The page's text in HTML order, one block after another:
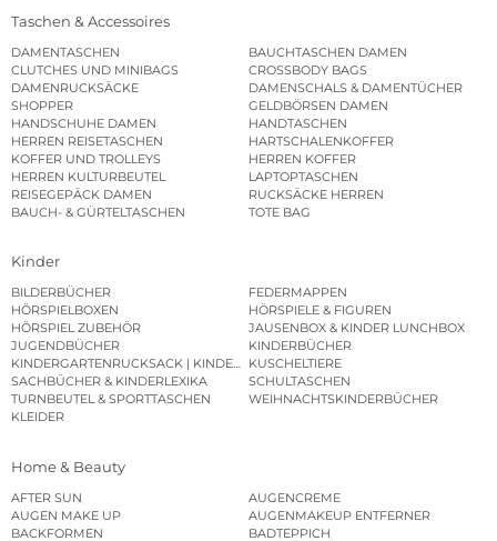
Taschen & Accessoires
DAMENTASCHEN
BAUCHTASCHEN DAMEN
CLUTCHES UND MINIBAGS
CROSSBODY BAGS
DAMENRUCKSÄCKE
DAMENSCHALS & DAMENTÜCHER
SHOPPER
GELDBÖRSEN DAMEN
HANDSCHUHE DAMEN
HANDTASCHEN
HERREN REISETASCHEN
HARTSCHALENKOFFER
KOFFER UND TROLLEYS
HERREN KOFFER
HERREN KULTURBEUTEL
LAPTOPTASCHEN
REISEGEPÄCK DAMEN
RUCKSÄCKE HERREN
BAUCH- & GÜRTELTASCHEN
TOTE BAG
Kinder
BILDERBÜCHER
FEDERMAPPEN
HÖRSPIELBOXEN
HÖRSPIELE & FIGUREN
HÖRSPIEL ZUBEHÖR
JAUSENBOX & KINDER LUNCHBOX
JUGENDBÜCHER
KINDERBÜCHER
KINDERGARTENRUCKSACK | KINDERGARTENBEUTEL
KUSCHELTIERE
SACHBÜCHER & KINDERLEXIKA
SCHULTASCHEN
TURNBEUTEL & SPORTTASCHEN
WEIHNACHTSKINDERBÜCHER
KLEIDER
Home & Beauty
AFTER SUN
AUGENCREME
AUGEN MAKE UP
AUGENMAKEUP ENTFERNER
BACKFORMEN
BADTEPPICH